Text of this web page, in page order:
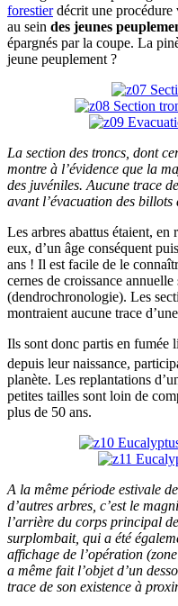
forestierdécrit une procédure
au sein des jeunes
épargnés par la coupe. La
jeune peuplement ?
La section des troncs, dont
montre à l’évidence que la
des juvéniles. Aucune trace
avant l’évacuation des
Les arbres abattus étaient, en
eux, d’un âge conséquent
ans ! Il est facile de le
cernes de croissance
(dendrochronologie). Les
montraient aucune trace
Ils sont donc partis en fumée
depuis leur naissance,
planète. Les replantations
petites tailles sont loin de
plus de 50 ans.
A la même période estivale
d’autres arbres, c’est le
l’arrière du corps principal
surplombait, qui a été
affichage de l’opération
a même fait l’objet d’un
trace de son existence à